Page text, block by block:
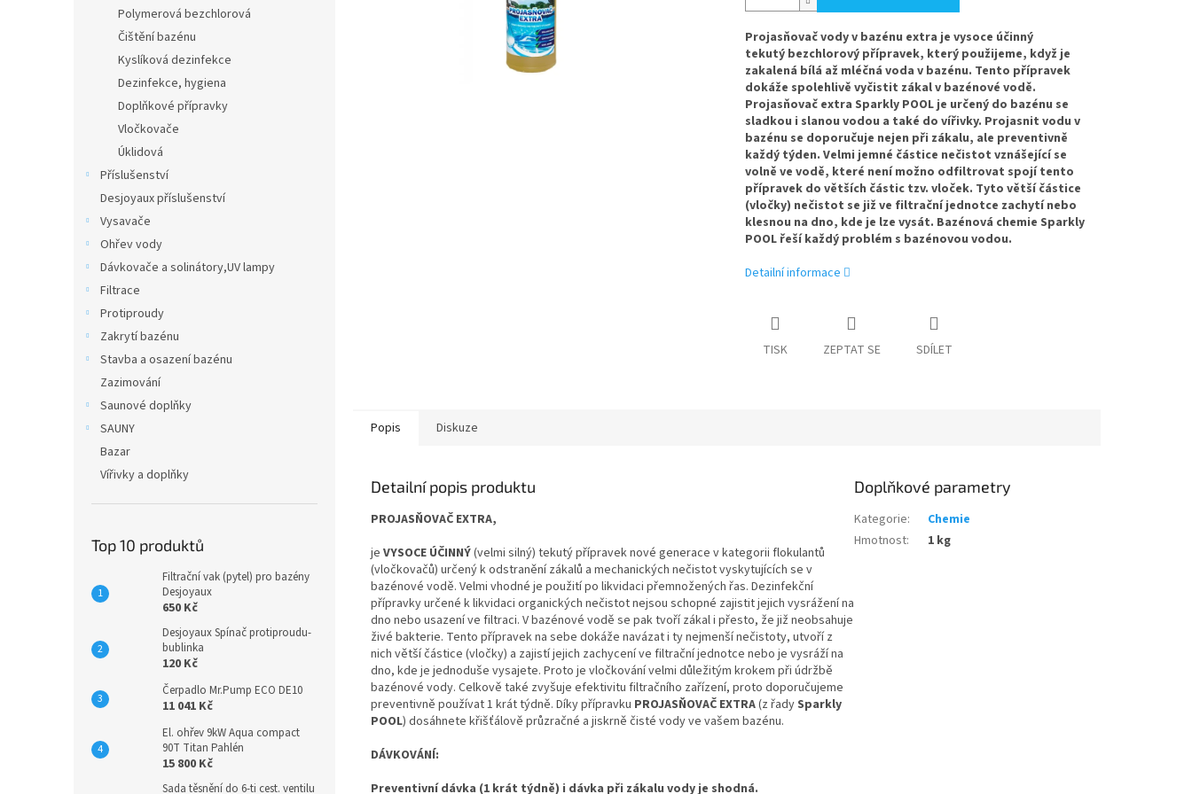
Polymerová bezchlorová
Čištění bazénu
Kyslíková dezinfekce
Dezinfekce, hygiena
Doplňkové přípravky
Vločkovače
Úklidová
Příslušenství
Desjoyaux příslušenství
Vysavače
Ohřev vody
Dávkovače a solinátory,UV lampy
Filtrace
Protiproudy
Zakrytí bazénu
Stavba a osazení bazénu
Zazimování
Saunové doplňky
SAUNY
Bazar
Vířivky a doplňky
Top 10 produktů
Filtrační vak (pytel) pro bazény
Desjoyaux
650 Kč
Desjoyaux Spínač protiproudu-
bublinka
120 Kč
Čerpadlo Mr.Pump ECO DE10
11 041 Kč
El. ohřev 9kW Aqua compact
90T Titan Pahlén
15 800 Kč
Sada těsnění do 6-ti cest. ventilu
Projasňovač vody v bazénu extra je vysoce účinný
tekutý bezchlorový přípravek, který použijeme, když je
zakalená bílá až mléčná voda v bazénu. Tento přípravek
dokáže spolehlivě vyčistit zákal v bazénové vodě.
Projasňovač extra Sparkly POOL je určený do bazénu se
sladkou i slanou vodou a také do vířivky. Projasnit vodu v
bazénu se doporučuje nejen při zákalu, ale preventivně
každý týden. Velmi jemné částice nečistot vznášející se
volně ve vodě, které není možno odfiltrovat spojí tento
přípravek do větších částic tzv. vloček. Tyto větší částice
(vločky) nečistot se již ve filtrační jednotce zachytí nebo
klesnou na dno, kde je lze vysát. Bazénová chemie Sparkly
POOL řeší každý problém s bazénovou vodou.
Detailní informace
TISK ZEPTAT SE SDÍLET
Popis Diskuze
Detailní popis produktu
PROJASŇOVAČ EXTRA,
je VYSOCE ÚČINNÝ(velmi silný) tekutý přípravek nové generace v kategorii flokulantů
(vločkovačů) určený k odstranění zákalů a mechanických nečistot vyskytujících se v
bazénové vodě. Velmi vhodné je použití po likvidaci přemnožených řas. Dezinfekční
přípravky určené k likvidaci organických nečistot nejsou schopné zajistit jejich vysrážení na
dno nebo usazení ve filtraci. V bazénové vodě se pak tvoří zákal i přesto, že již neobsahuje
živé bakterie. Tento přípravek na sebe dokáže navázat i ty nejmenší nečistoty, utvoří z
nich větší částice (vločky) a zajistí jejich zachycení ve filtrační jednotce nebo je vysráží na
dno, kde je jednoduše vysajete. Proto je vločkování velmi důležitým krokem při údržbě
bazénové vody. Celkově také zvyšuje efektivitu filtračního zařízení, proto doporučujeme
preventivně používat 1 krát týdně. Díky přípravku PROJASŇOVAČ EXTRA(z řadySparkly
POOL) dosáhnete křišťálově průzračné a jiskrně čisté vody ve vašem bazénu.
DÁVKOVÁNÍ:
Preventivní dávka (1 krát týdně) i dávka při zákalu vody je shodná.
Doplňkové parametry
Kategorie:
Chemie
Hmotnost: 1 kg